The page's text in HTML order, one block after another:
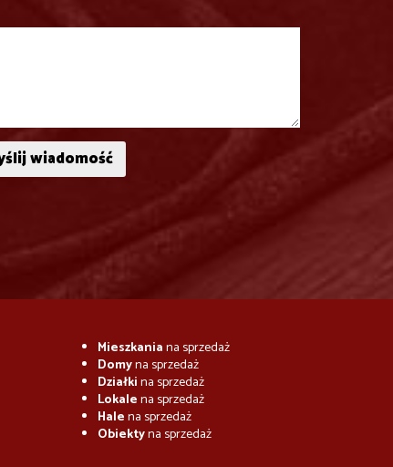
Mieszkaniana sprzedaż
Domyna sprzedaż
Działkina sprzedaż
Lokalena sprzedaż
Halena sprzedaż
Obiektyna sprzedaż